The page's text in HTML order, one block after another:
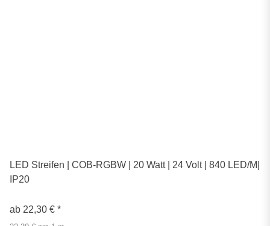
LED Streifen | COB-RGBW | 20 Watt | 24 Volt | 840 LED/M|
IP20
ab 22,30 € *